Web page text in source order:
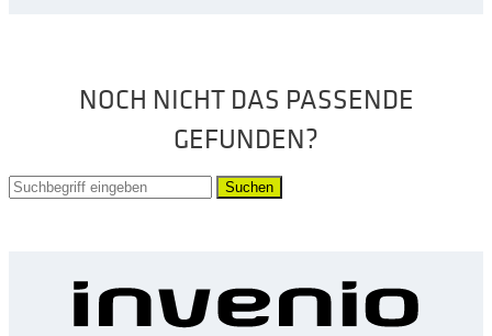
NOCH NICHT DAS PASSENDE
GEFUNDEN?
Suchen